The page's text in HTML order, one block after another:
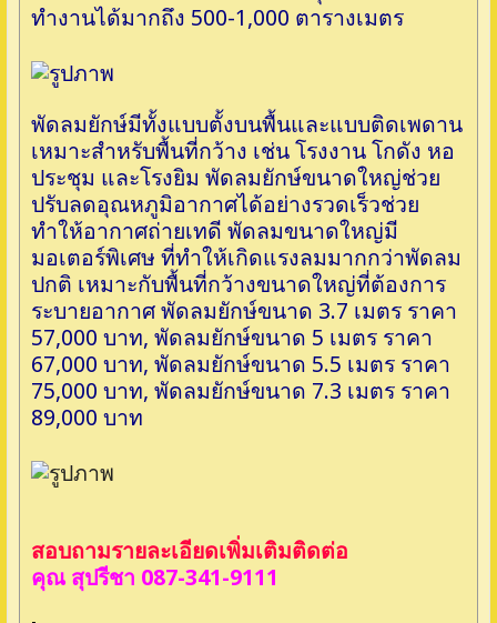
ทำงานได้มากถึง 500-1,000 ตารางเมตร
พัดลมยักษ์มีทั้งแบบตั้งบนพื้นและแบบติดเพดาน
เหมาะสำหรับพื้นที่กว้าง เช่น โรงงาน โกดัง หอ
ประชุม และโรงยิม พัดลมยักษ์ขนาดใหญ่ช่วย
ปรับลดอุณหภูมิอากาศได้อย่างรวดเร็วช่วย
ทำให้อากาศถ่ายเทดี พัดลมขนาดใหญ่มี
มอเตอร์พิเศษ ที่ทำให้เกิดแรงลมมากกว่าพัดลม
ปกติ เหมาะกับพื้นที่กว้างขนาดใหญ่ที่ต้องการ
ระบายอากาศ พัดลมยักษ์ขนาด 3.7 เมตร ราคา
57,000 บาท, พัดลมยักษ์ขนาด 5 เมตร ราคา
67,000 บาท, พัดลมยักษ์ขนาด 5.5 เมตร ราคา
75,000 บาท, พัดลมยักษ์ขนาด 7.3 เมตร ราคา
89,000 บาท
สอบถามรายละเอียดเพิ่มเติมติดต่อ
คุณ สุปรีชา 087-341-9111